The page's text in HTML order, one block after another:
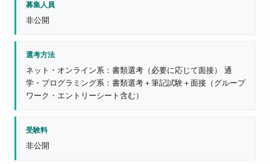
募集人員
非公開
選考方法
ネット・オンライン系：書類選考（必要に応じて面接） 通
学・プログラミング系：書類選考＋筆記試験＋面接（グループ
ワーク・エントリーシート含む）
受験料
非公開